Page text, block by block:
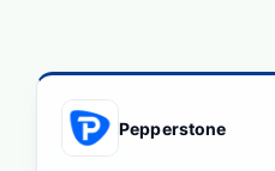
Pepperstone